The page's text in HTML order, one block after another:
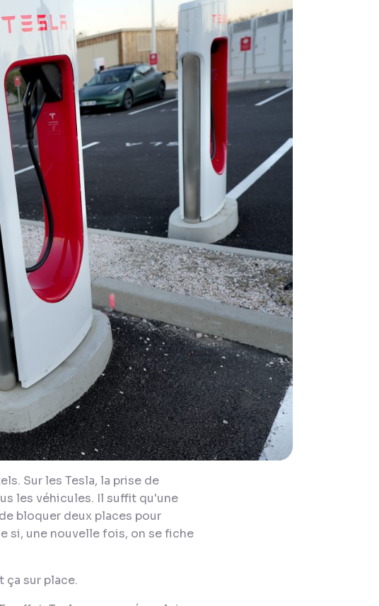
Sur les Tesla, la prise de
les véhicules. Il suffit qu'une
bloquer deux places pour
si, une nouvelle fois, on se fiche
ça sur place.